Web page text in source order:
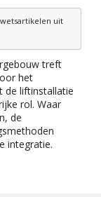
uit
treft
het
de liftinstallatie
rol. Waar
de
integratie.